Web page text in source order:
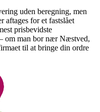
uden beregning, men
aftages for et fastslået
prisbevidste
om man bor nær Næstved,
til at bringe din ordre